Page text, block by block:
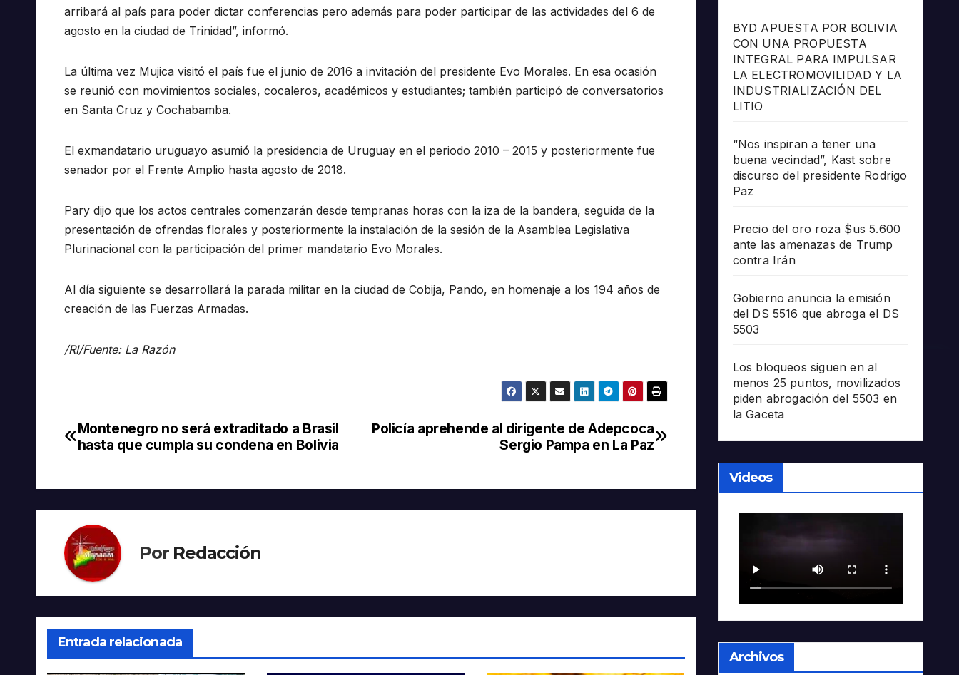
arribará al país para poder dictar conferencias pero además para poder participar de las actividades del 6 de
agosto en la ciudad de Trinidad”, informó.
La última vez Mujica visitó el país fue el junio de 2016 a invitación del presidente Evo Morales. En esa ocasión
se reunió con movimientos sociales, cocaleros, académicos y estudiantes; también participó de conversatorios
en Santa Cruz y Cochabamba.
El exmandatario uruguayo asumió la presidencia de Uruguay en el periodo 2010 – 2015 y posteriormente fue
senador por el Frente Amplio hasta agosto de 2018.
Pary dijo que los actos centrales comenzarán desde tempranas horas con la iza de la bandera, seguida de la
presentación de ofrendas florales y posteriormente la instalación de la sesión de la Asamblea Legislativa
Plurinacional con la participación del primer mandatario Evo Morales.
Al día siguiente se desarrollará la parada militar en la ciudad de Cobija, Pando, en homenaje a los 194 años de
creación de las Fuerzas Armadas.
/RI/Fuente: La Razón
Navegación
entradas
Policía aprehende al dirigente de Adepcoca
Sergio Pampa en La Paz
Montenegro no será extraditado a Brasil
hasta que cumpla su condena en Bolivia
Por Redacción
Entrada relacionada
BYD APUESTA POR BOLIVIA
CON UNA PROPUESTA
INTEGRAL PARA IMPULSAR
LA ELECTROMOVILIDAD Y LA
INDUSTRIALIZACIÓN DEL
LITIO
“Nos inspiran a tener una
buena vecindad”, Kast sobre
discurso del presidente Rodrigo
Paz
Precio del oro roza $us 5.600
ante las amenazas de Trump
contra Irán
Gobierno anuncia la emisión
del DS 5516 que abroga el DS
5503
Los bloqueos siguen en al
menos 25 puntos, movilizados
piden abrogación del 5503 en
la Gaceta
Videos
Archivos